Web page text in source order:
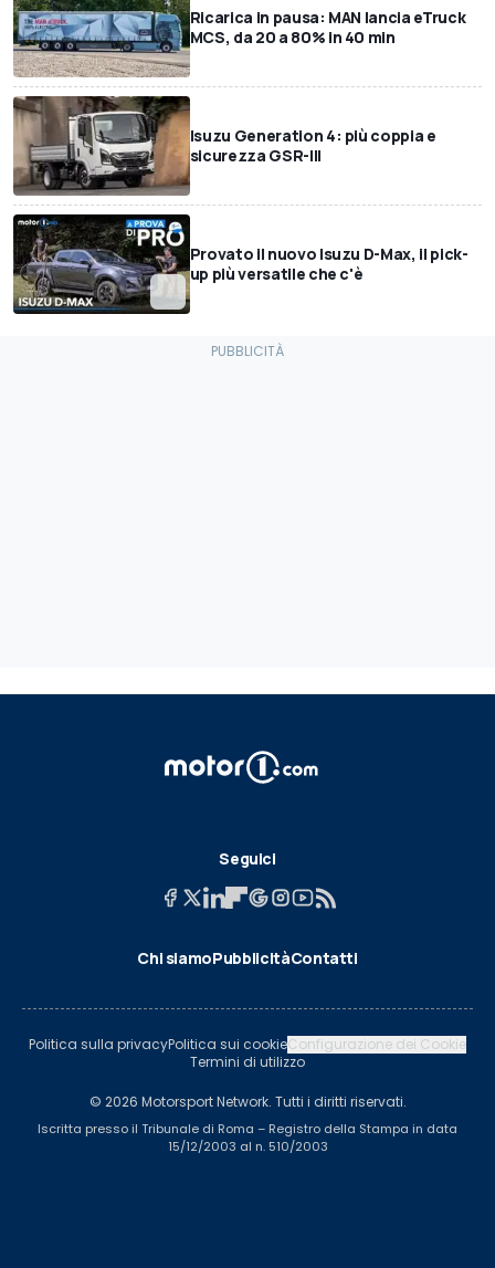
Ricarica in pausa: MAN lancia eTruck
MCS, da 20 a 80% in 40 min
Isuzu Generation 4: più coppia e
sicurezza GSR-III
Provato il nuovo Isuzu D-Max, il pick-
up più versatile che c'è
Seguici
Chi siamoPubblicitàContatti
Politica sulla privacyPolitica sui cookieConfigurazione dei Cookie
Termini di utilizzo
© 2026 Motorsport Network. Tutti i diritti riservati.
Iscritta presso il Tribunale di Roma – Registro della Stampa in data
15/12/2003 al n. 510/2003